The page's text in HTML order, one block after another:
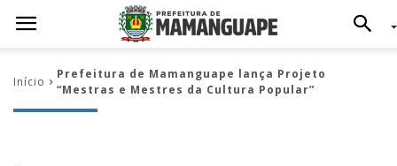
Início
Prefeitura de Mamanguape lança Projeto
“Mestras e Mestres da Cultura Popular”